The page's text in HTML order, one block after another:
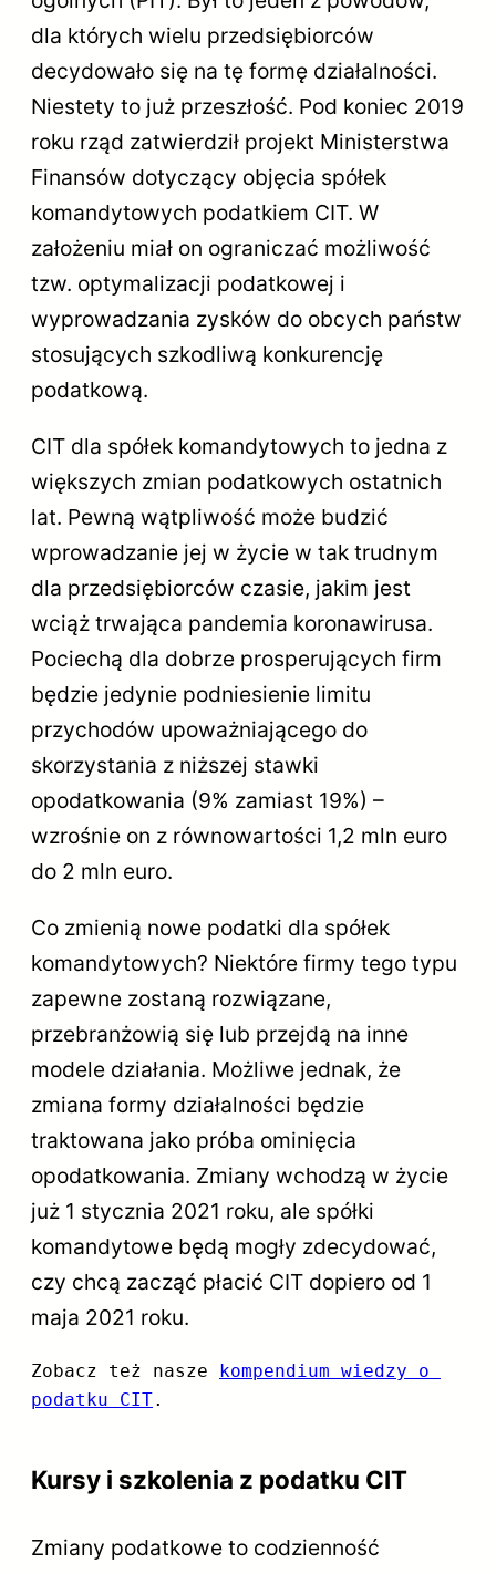
dla których wielu przedsiębiorców
decydowało się na tę formę działalności.
Niestety to już przeszłość. Pod koniec 2019
roku rząd zatwierdził projekt Ministerstwa
Finansów dotyczący objęcia spółek
komandytowych podatkiem CIT. W
założeniu miał on ograniczać możliwość
tzw. optymalizacji podatkowej i
wyprowadzania zysków do obcych państw
stosujących szkodliwą konkurencję
podatkową.
CIT dla spółek komandytowych to jedna z
większych zmian podatkowych ostatnich
lat. Pewną wątpliwość może budzić
wprowadzanie jej w życie w tak trudnym
dla przedsiębiorców czasie, jakim jest
wciąż trwająca pandemia koronawirusa.
Pociechą dla dobrze prosperujących firm
będzie jedynie podniesienie limitu
przychodów upoważniającego do
skorzystania z niższej stawki
opodatkowania (9% zamiast 19%) –
wzrośnie on z równowartości 1,2 mln euro
do 2 mln euro.
Co zmienią nowe podatki dla spółek
komandytowych? Niektóre firmy tego typu
zapewne zostaną rozwiązane,
przebranżowią się lub przejdą na inne
modele działania. Możliwe jednak, że
zmiana formy działalności będzie
traktowana jako próba ominięcia
opodatkowania. Zmiany wchodzą w życie
już 1 stycznia 2021 roku, ale spółki
komandytowe będą mogły zdecydować,
czy chcą zacząć płacić CIT dopiero od 1
maja 2021 roku.
Zobacz też nasze
kompendium wiedzy o
podatku CIT.
Kursy i szkolenia z podatku CIT
Zmiany podatkowe to codzienność